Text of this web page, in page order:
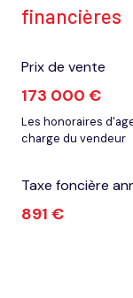
financières
Prix de vente
173 000 €
Les honoraires
charge du vendeur
Taxe foncière
891 €